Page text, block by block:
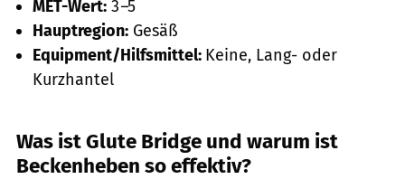
MET-Wert: 3–5
Hauptregion: Gesäß
Equipment/Hilfsmittel: Keine, Lang- oder
Kurzhantel
Was ist Glute Bridge und warum ist
Beckenheben so effektiv?